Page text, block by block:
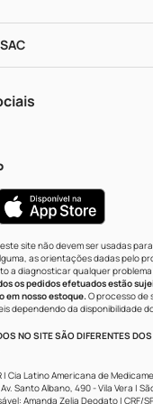
19
site não devem ser usadas
as orientações dadas pelo
a diagnosticar qualquer
os pedidos efetuados estão
em nosso estoque.O processo de
dependendo da disponibilidade
NO SITE SÃO DIFERENTES
| Cia Latino Americana de
Santo Albano, 490 - Vila Vera |
Amanda Zelia Deodato | CRF/